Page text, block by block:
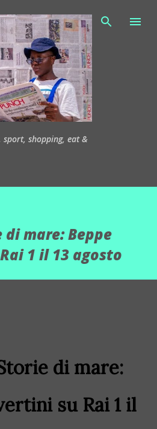
contenuti principali
sport, shopping, eat &
mare: Beppe
1 il 13 agosto
di mare:
su Rai 1 il